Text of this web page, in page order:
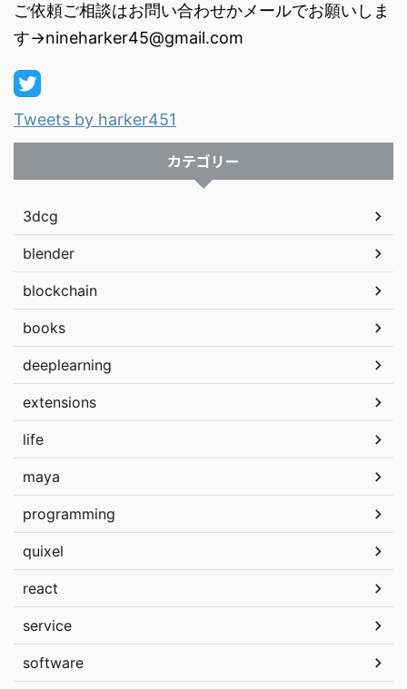
ご依頼ご相談はお問い合わせかメールでお願いしま
す→nineharker45@gmail.com
Tweets by harker451
カテゴリー
3dcg
blender
blockchain
books
deeplearning
extensions
life
maya
programming
quixel
react
service
software